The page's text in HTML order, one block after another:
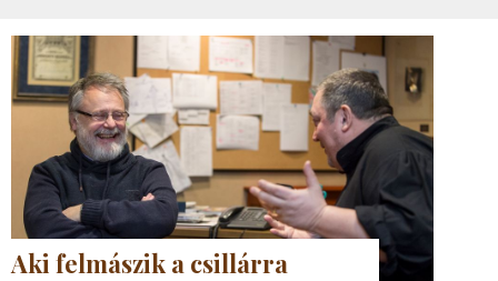
Aki felmászik a csillárra